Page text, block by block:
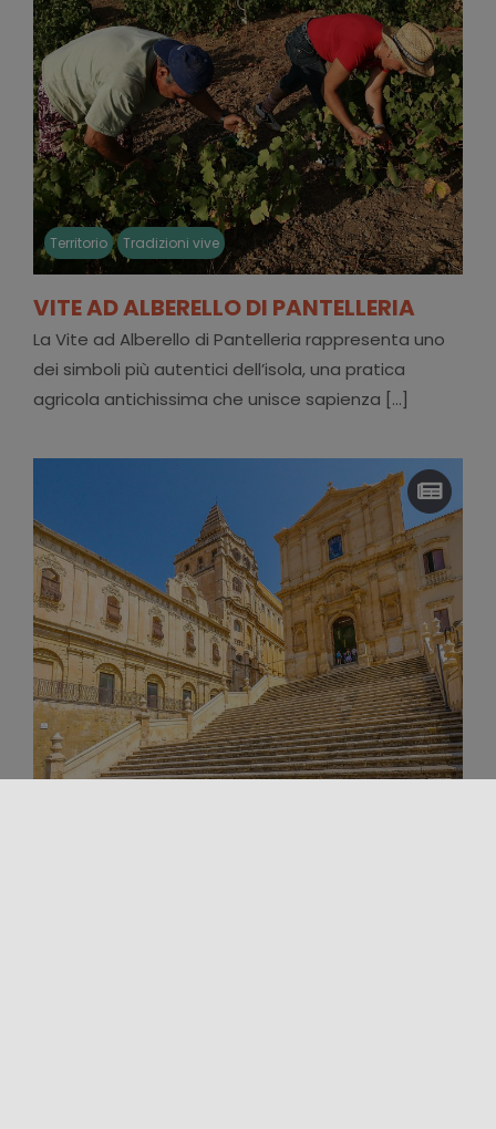
Territorio Tradizioni vive
VITE AD ALBERELLO DI PANTELLERIA
La Vite ad Alberello di Pantelleria rappresenta uno
dei simboli più autentici dell’isola, una pratica
agricola antichissima che unisce sapienza [...]